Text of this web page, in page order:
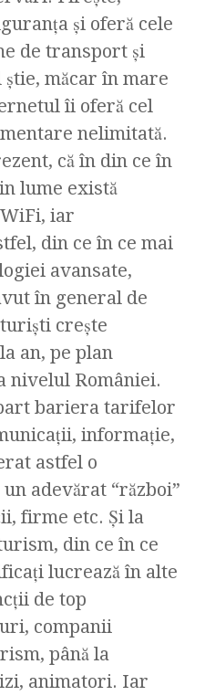
şi oferă cele
de transport şi
măcar în mare
îi oferă cel
nelimitată.
că în din ce în
lume există
iar
din ce în ce mai
avansate,
în general de
creşte
an, pe plan
nivelul României.
bariera tarifelor
informaţie,
astfel o
adevărat “război”
firme etc. Şi la
din ce în ce
lucrează în alte
de top
companii
până la
animatori. Iar